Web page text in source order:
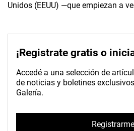
Unidos (EEUU) —que empiezan a
¡Registrate gratis o
Accedé a una selección de
de noticias y boletines
Galería.
Registrarme